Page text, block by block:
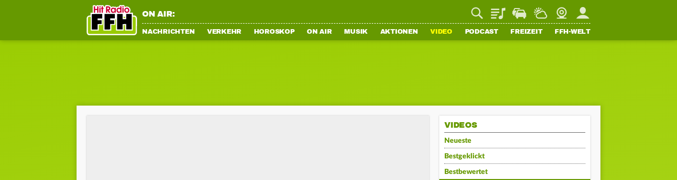
ON AIR: PlaylistStaupilotWetterWebcamMein FFH
NACHRICHTEN VERKEHR HOROSKOP ON AIR MUSIK AKTIONEN VIDEO PODCAST FREIZEIT FFH-WELT
VIDEOS
Neueste
Bestgeklickt
Bestbewertet